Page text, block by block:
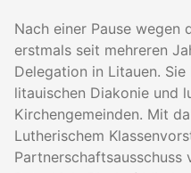
Nach einer Pause wegen
erstmals seit mehreren
Delegation in Litauen.
litauischen Diakonie und
Kirchengemeinden. Mit
Lutherischem
Partnerschaftsausschuss